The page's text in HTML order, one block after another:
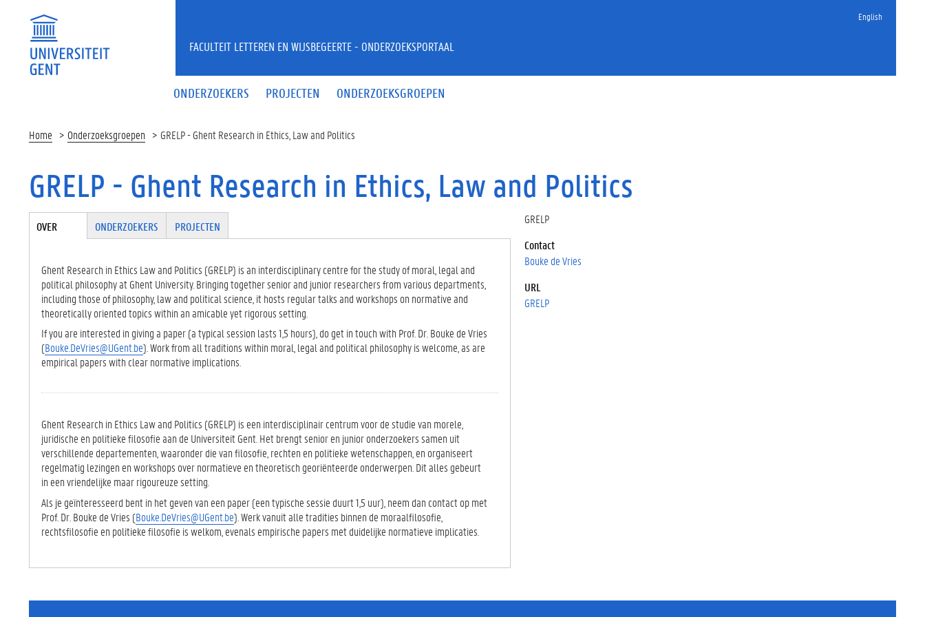
English
ONDERZOEKERS PROJECTEN ONDERZOEKSGROEPEN
FACULTEIT LETTEREN EN WIJSBEGEERTE - ONDERZOEKSPORTAAL
Home Onderzoeksgroepen GRELP - Ghent Research in Ethics, Law and Politics
GRELP - Ghent Research in Ethics, Law and Politics
GRELP
Contact
Bouke de Vries
URL
GRELP
Tabgroup
OVER
D)
ONDERZOEKERS PROJECTEN
Ghent Research in Ethics Law and Politics (GRELP) is an interdisciplinary centre for the study of moral, legal and
political philosophy at Ghent University. Bringing together senior and junior researchers from various departments,
including those of philosophy, law and political science, it hosts regular talks and workshops on normative and
theoretically oriented topics within an amicable yet rigorous setting.
If you are interested in giving a paper (a typical session lasts 1,5 hours), do get in touch with Prof. Dr. Bouke de Vries
(Bouke.DeVries@UGent.be). Work from all traditions within moral, legal and political philosophy is welcome, as are
empirical papers with clear normative implications.
Ghent Research in Ethics Law and Politics (GRELP) is een interdisciplinair centrum voor de studie van morele,
juridische en politieke filosofie aan de Universiteit Gent. Het brengt senior en junior onderzoekers samen uit
verschillende departementen, waaronder die van filosofie, rechten en politieke wetenschappen, en organiseert
regelmatig lezingen en workshops over normatieve en theoretisch georiënteerde onderwerpen. Dit alles gebeurt
in een vriendelijke maar rigoureuze setting.
Als je geïnteresseerd bent in het geven van een paper (een typische sessie duurt 1,5 uur), neem dan contact op met
Prof. Dr. Bouke de Vries (Bouke.DeVries@UGent.be). Werk vanuit alle tradities binnen de moraalfilosofie,
rechtsfilosofie en politieke filosofie is welkom, evenals empirische papers met duidelijke normatieve implicaties.